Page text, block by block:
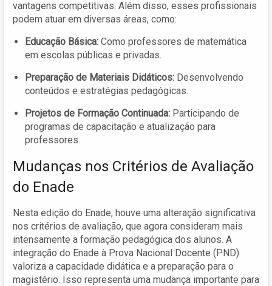
vantagens competitivas. Além disso, esses profissionais
podem atuar em diversas áreas, como:
Educação Básica: Como professores de matemática
em escolas públicas e privadas.
Preparação de Materiais Didáticos: Desenvolvendo
conteúdos e estratégias pedagógicas.
Projetos de Formação Continuada: Participando de
programas de capacitação e atualização para
professores.
Mudanças nos Critérios de Avaliação
do Enade
Nesta edição do Enade, houve uma alteração significativa
nos critérios de avaliação, que agora consideram mais
intensamente a formação pedagógica dos alunos. A
integração do Enade à Prova Nacional Docente (PND)
valoriza a capacidade didática e a preparação para o
magistério. Isso representa uma mudança importante para